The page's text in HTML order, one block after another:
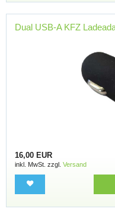
Dual USB-A KFZ
16,00 EUR
inkl. MwSt. zzgl. Versand